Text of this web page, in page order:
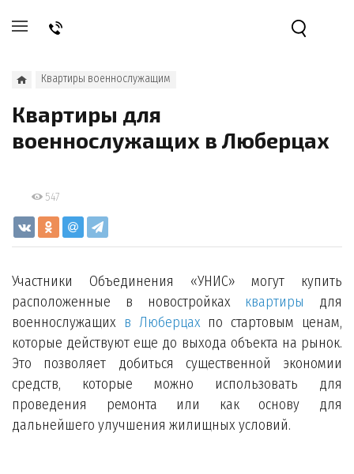
Квартиры военнослужащим
Квартиры для
военнослужащих в Люберцах
547
Участники Объединения «УНИС» могут купить
расположенные в новостройках квартиры
для
военнослужащих в Люберцахпо стартовым ценам,
которые действуют еще до выхода объекта на рынок.
Это позволяет добиться существенной экономии
средств, которые можно использовать для
проведения ремонта или как основу для
дальнейшего улучшения жилищных условий.